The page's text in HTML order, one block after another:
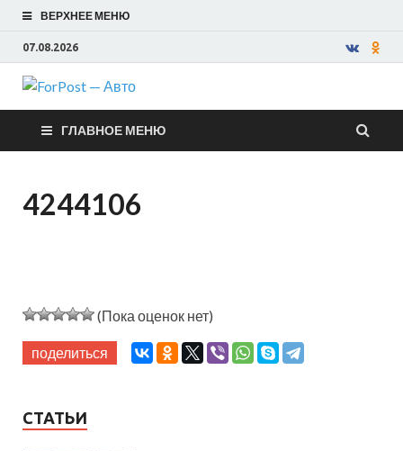
ВЕРХНЕЕ МЕНЮ
07.08.2026
ForPost —
Авто
ГЛАВНОЕ МЕНЮ
4244106
(Пока оценок нет)
поделиться
СТАТЬИ